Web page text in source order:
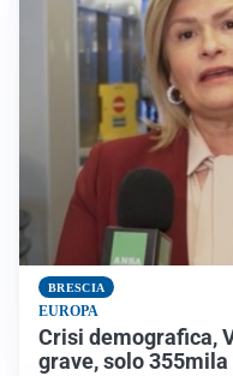
BRESCIA
EUROPA
Crisi demografica,
grave, solo